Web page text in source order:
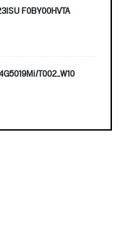
F0BY00HVTA
T002_W10